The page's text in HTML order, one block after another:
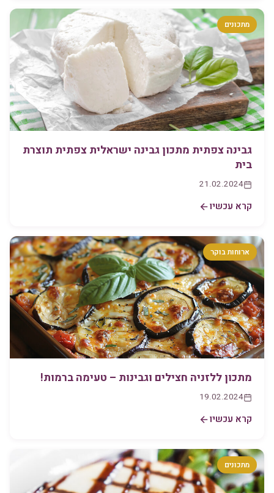
מתכונים
גבינה צפתית מתכון גבינה ישראלית צפתית תוצרת
בית
21.02.2024
קרא עכשיו
ארוחות בוקר
מתכון ללזניה חצילים וגבינות – טעימה ברמות!
19.02.2024
קרא עכשיו
מתכונים